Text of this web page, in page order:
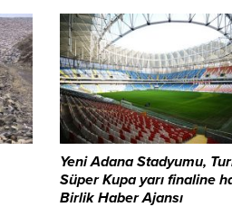
Mesudiye Keyfalan, Kabadüz
Akkuş Argan, Gölköy
Aybastı Perşembe Yaylası
Mevkinde vatandaşlara kar
yaşatmaya hazırlanıyor.
şenlenecek...
Yeni Adana Stadyumu,
Süper Kupa yarı finaline
Birlik Haber Ajansı